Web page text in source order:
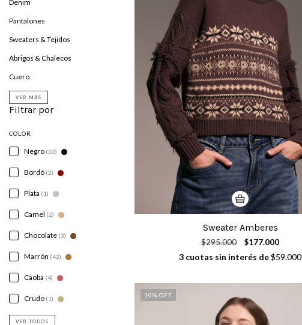
Denim
Pantalones
Sweaters & Tejidos
Abrigos & Chalecos
Cuero
VER MÁS
Filtrar por
COLOR
Negro (50)
Bordó (2)
Plata (1)
Camel (2)
Chocolate (3)
Marrón (42)
Caoba (4)
Crudo (1)
VER TODOS
Sweater Amberes
$295.000 $177.000
3 cuotas sin interés de$59.000
10% OFF